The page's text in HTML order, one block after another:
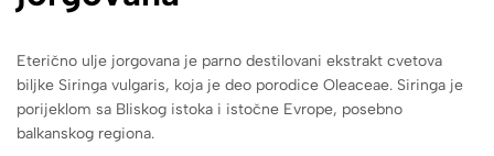
Eterično ulje jorgovana je parno destilovani ekstrakt cvetova
biljke Siringa vulgaris, koja je deo porodice Oleaceae. Siringa je
porijeklom sa Bliskog istoka i istočne Evrope, posebno
balkanskog regiona.